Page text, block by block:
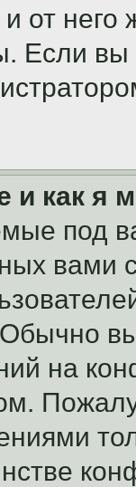
от него
Если
и как я
под
на